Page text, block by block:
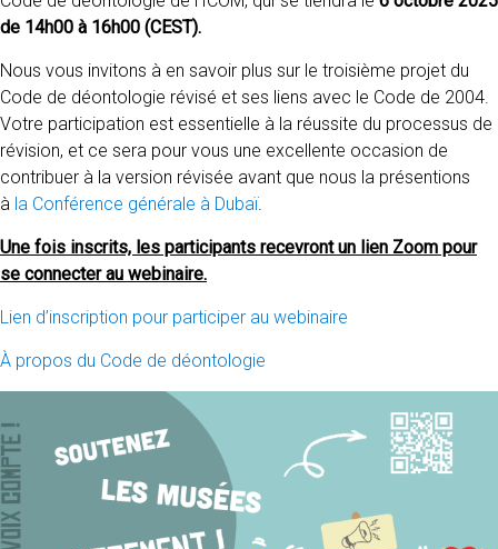
de 14h00 à 16h00 (CEST).
Nous vous invitons à en savoir plus sur le troisième projet du
Code de déontologie révisé et ses liens avec le Code de 2004.
Votre participation est essentielle à la réussite du processus de
révision, et ce sera pour vous une excellente occasion de
contribuer à la version révisée avant que nous la présentions
à la Conférence générale à Dubaï.
Une fois inscrits, les participants recevront un lien Zoom pour
se connecter au webinaire.
Lien d’inscription pour participer au webinaire
À propos du Code de déontologie